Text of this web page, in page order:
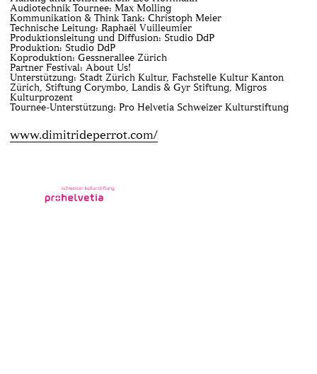
Audiotechnik Tournee: Max Molling
Kommunikation & Think Tank: Christoph Meier
Technische Leitung: Raphaël Vuilleumier
Produktionsleitung und Diffusion: Studio DdP
Produktion: Studio DdP
Koproduktion: Gessnerallee Zürich
Partner Festival: About Us!
Unterstützung: Stadt Zürich Kultur, Fachstelle Kultur Kanton
Zürich, Stiftung Corymbo, Landis & Gyr Stiftung, Migros
Kulturprozent
Tournee-Unterstützung: Pro Helvetia Schweizer Kulturstiftung
www.dimitrideperrot.com/